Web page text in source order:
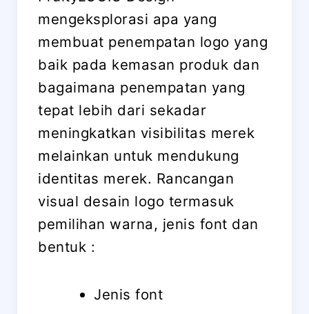
mengeksplorasi apa yang
membuat penempatan logo yang
baik pada kemasan produk dan
bagaimana penempatan yang
tepat lebih dari sekadar
meningkatkan visibilitas merek
melainkan untuk mendukung
identitas merek. Rancangan
visual desain logo termasuk
pemilihan warna, jenis font dan
bentuk :
Jenis font